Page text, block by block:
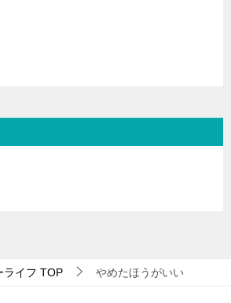
ライフ TOP やめたほうがいい